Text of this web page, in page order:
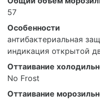
57
Особенности
антибактериальная
индикация открытой
Оттаивание
No Frost
Оттаивание